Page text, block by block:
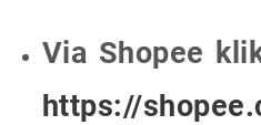
Via Shopee
https://